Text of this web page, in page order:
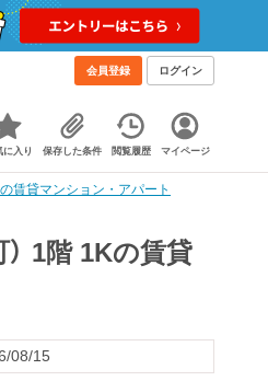
会員登録 ログイン
に入り 保存した条件 閲覧履歴 マイページ
賃貸マンション・アパート
1階 1Kの賃貸
08/15